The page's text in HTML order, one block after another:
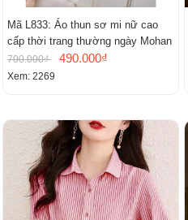
Mã L833: Áo thun sơ mi nữ cao
cấp thời trang thường ngày Mohan
700.000₫ 490.000₫
Xem: 2269